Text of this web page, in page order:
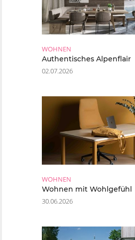
WOHNEN
Authentisches Alpenflair
02.07.2026
WOHNEN
Wohnen mit Wohlgefühl
30.06.2026